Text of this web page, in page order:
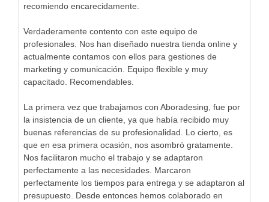
recomiendo encarecidamente.
Verdaderamente contento con este equipo de
profesionales. Nos han diseñado nuestra tienda online y
actualmente contamos con ellos para gestiones de
marketing y comunicación. Equipo flexible y muy
capacitado. Recomendables.
La primera vez que trabajamos con Aboradesing, fue por
la insistencia de un cliente, ya que había recibido muy
buenas referencias de su profesionalidad. Lo cierto, es
que en esa primera ocasión, nos asombró gratamente.
Nos facilitaron mucho el trabajo y se adaptaron
perfectamente a las necesidades. Marcaron
perfectamente los tiempos para entrega y se adaptaron al
presupuesto. Desde entonces hemos colaborado en